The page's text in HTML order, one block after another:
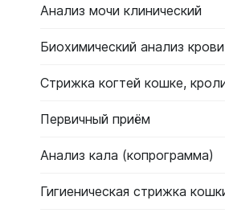
Анализ мочи клинический
Биохимический анализ
Стрижка когтей кошке,
Первичный приём
Анализ кала (копрограмма)
Гигиеническая стрижка